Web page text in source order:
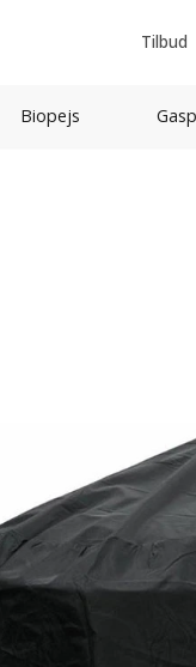
Tilbud
Biopejs